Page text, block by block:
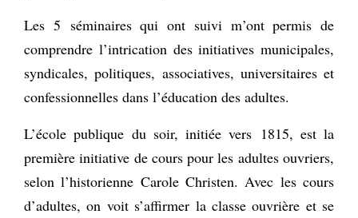
Les 5 séminaires qui ont suivi m’ont permis de
comprendre l’intrication des initiatives municipales,
syndicales, politiques, associatives, universitaires et
confessionnelles dans l’éducation des adultes.
L’école publique du soir, initiée vers 1815, est la
première initiative de cours pour les adultes ouvriers,
selon l’historienne Carole Christen. Avec les cours
d’adultes, on voit s’affirmer la classe ouvrière et se